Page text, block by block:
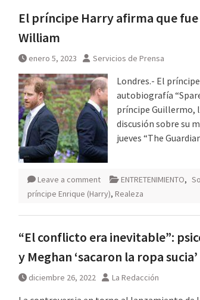
El príncipe Harry afirma que
William
enero 5, 2023 Servicios de Prensa
Londres.- El
autobiografía
príncipe Guillermo,
discusión sobre su
jueves “The
Leave a comment ENTRETENIMIENTO,
príncipe Enrique (Harry), Realeza
“El conflicto era inevitable”:
y Meghan ‘sacaron la ropa sucia’
diciembre 26, 2022 La Redacción